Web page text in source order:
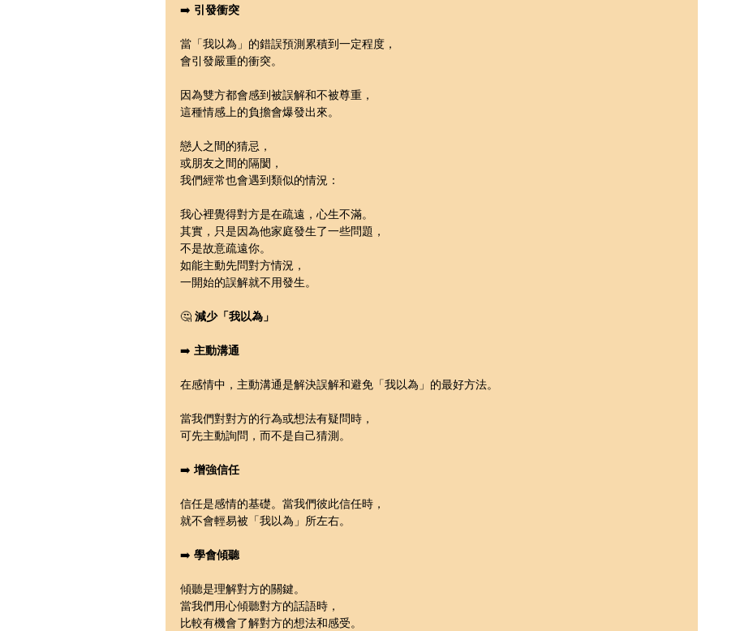
➡️ 引發衝突
當「我以為」的錯誤預測累積到一定程度，
會引發嚴重的衝突。
因為雙方都會感到被誤解和不被尊重，
這種情感上的負擔會爆發出來。
戀人之間的猜忌，
或朋友之間的隔閡，
我們經常也會遇到類似的情況：
我心裡覺得對方是在疏遠，心生不滿。
其實，只是因為他家庭發生了一些問題，
不是故意疏遠你。
如能主動先問對方情況，
一開始的誤解就不用發生。
🤔 減少「我以為」
➡️ 主動溝通
在感情中，主動溝通是解決誤解和避免「我以為」的最好方法。
當我們對對方的行為或想法有疑問時，
可先主動詢問，而不是自己猜測。
➡️ 增強信任
信任是感情的基礎。當我們彼此信任時，
就不會輕易被「我以為」所左右。
➡️ 學會傾聽
傾聽是理解對方的關鍵。
當我們用心傾聽對方的話語時，
比較有機會了解對方的想法和感受。